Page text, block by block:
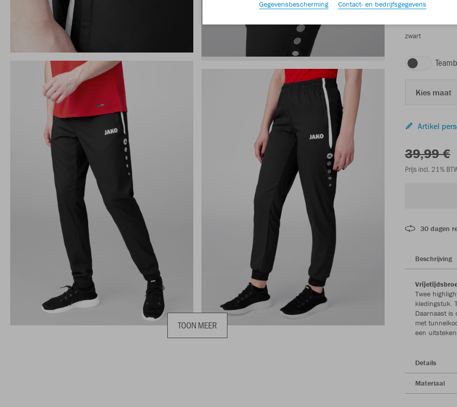
TOON MEER
zwart
Kies maat
Artikel
39,99 €
Prijs incl. 21%
30 dagen
Beschrijving
Twee
kledingstuk.
Daarnaast is
met
een
Details
Materiaal
Gegevensbescherming Contact- en bedrijfsgegevens